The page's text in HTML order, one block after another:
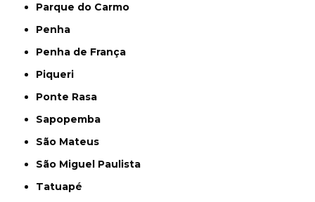
Parque do Carmo
Penha
Penha de França
Piqueri
Ponte Rasa
Sapopemba
São Mateus
São Miguel Paulista
Tatuapé